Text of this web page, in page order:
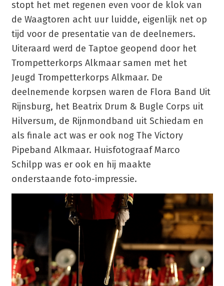
stopt het met regenen even voor de klok van
de Waagtoren acht uur luidde, eigenlijk net op
tijd voor de presentatie van de deelnemers.
Uiteraard werd de Taptoe geopend door het
Trompetterkorps Alkmaar samen met het
Jeugd Trompetterkorps Alkmaar. De
deelnemende korpsen waren de Flora Band Uit
Rijnsburg, het Beatrix Drum & Bugle Corps uit
Hilversum, de Rijnmondband uit Schiedam en
als finale act was er ook nog The Victory
Pipeband Alkmaar. Huisfotograaf Marco
Schilpp was er ook en hij maakte
onderstaande foto-impressie.